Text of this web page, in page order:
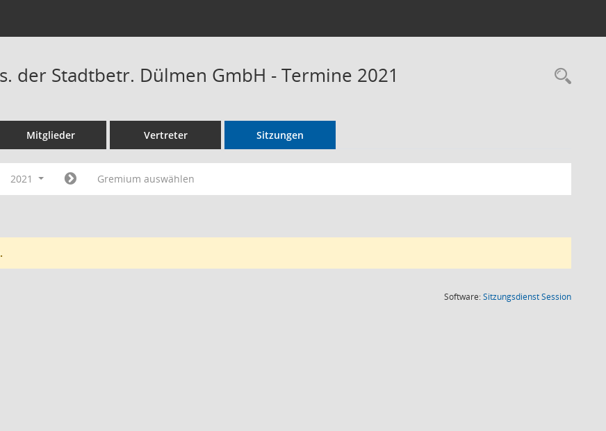
der Stadtbetr. Dülmen GmbH - Termine 2021
Mitglieder Vertreter Sitzungen
2021 Gremium auswählen
Software:SitzungsdienstSession(Wird in